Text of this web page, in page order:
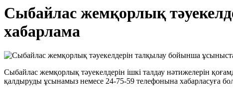
Сыбайлас жемқорлық
хабарлама
Сыбайлас жемқорлық тәуекелдерін ішкі талдау нәтижелерін
қалдыруды ұсынамыз немесе 24-75-59 телефонына хабарласуға